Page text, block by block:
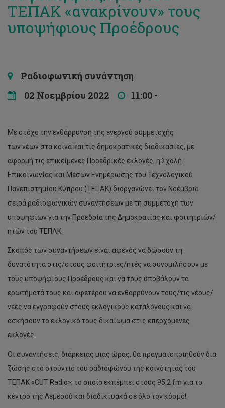
ΤΕΠΑΚ «ανακρίνουν» τους
υποψήφιους Προέδρους
Ραδιοφωνική συνάντηση
02 Νοεμβρίου 2022
11:00 -
Με στόχο την ενθάρρυνση της ενεργού συμμετοχής
των νέων στα κοινά και τις δημοκρατικές διαδικασίες, με
αφορμή τις επικείμενες Προεδρικές εκλογές, η Σχολή
Επικοινωνίας και Μέσων Ενημέρωσης του Τεχνολογικού
Πανεπιστημίου Κύπρου (ΤΕΠΑΚ) διοργανώνει τον Νοέμβριο
σειρά ραδιοφωνικών συναντήσεων με τη συμμετοχή των
υποψηφίων για την Προεδρία της Δημοκρατίας και φοιτητριών/
ητών του ΤΕΠΑΚ.
Σκοπός των συναντήσεων είναι αφενός να δώσουν τη
δυνατότητα στις/στους φοιτήτριες/ητές να συνομιλήσουν με
τους υποψήφιους Προέδρους και να τους υποβάλουν τα
ερωτήματά τους και αφετέρου να ενθαρρύνουν τους/τις νέους/
νέες να εγγραφούν στους εκλογικούς καταλόγους και να
ασκήσουν το εκλογικό τους δικαίωμα στις επερχόμενες
εκλογές.
Οι συναντήσεις, διάρκειας μιας ώρας, θα πραγματοποιηθούν δια
ζώσης στο στούντιο του ραδιοφώνου της κοινότητας του
ΤΕΠΑΚ «CUT Radio», το οποίο εκπέμπει στους 95.2 fm για το
κέντρο της Λεμεσού και διαδικτυακά σε όλο τον κόσμο!